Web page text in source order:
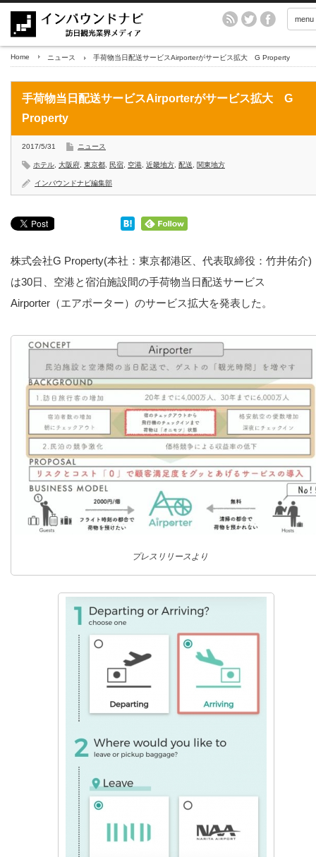
menu
Home ニュース 手荷物当日配送サービスAirporterがサービス拡大 G Property
手荷物当日配送サービスAirporterがサービス拡大 G
Property
2017/5/31 ニュース
ホテル 大阪府 東京都 民宿 空港 近畿地方 配送 関東地方
インバウンドナビ編集部
株式会社G Property(本社：東京都港区、代表取締役：竹井佑介)
は30日、空港と宿泊施設間の手荷物当日配送サービス
Airporter（エアポーター）のサービス拡大を発表した。
プレスリリースより